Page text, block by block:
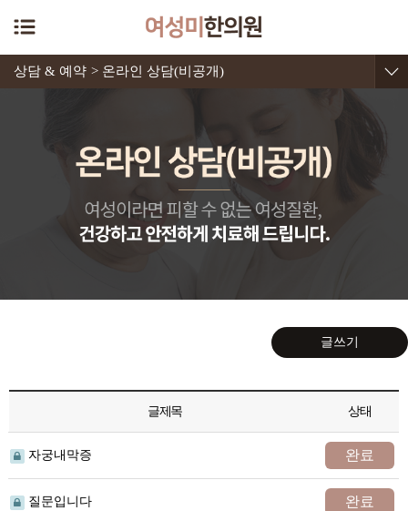
상담 & 예약 > 온라인 상담(비공개)
글쓰기
글제목 상태
자궁내막증 완료
질문입니다 완료